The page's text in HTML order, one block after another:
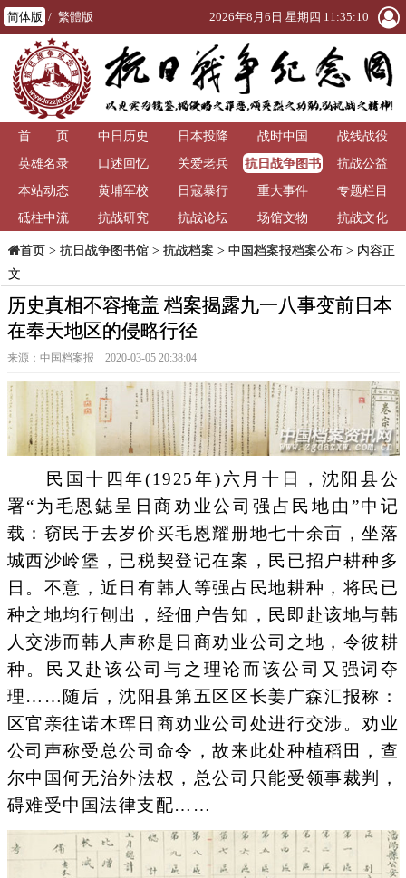
简体版 / 繁體版 2026年8月6日 星期四 11:35:10
首 页 中日历史 日本投降 战时中国
战线战役
英雄名录
口述回忆 关爱老兵
抗日战争图书
馆
抗战公益
本站动态
黄埔军校 日寇暴行 重大事件
专题栏目
砥柱中流
抗战研究 抗战论坛 场馆文物 抗战文化
首页> 抗日战争图书馆> 抗战档案> 中国档案报档案公布> 内容正
文
历史真相不容掩盖 档案揭露九一八事变前日本
在奉天地区的侵略行径
来源：中国档案报 2020-03-05 20:38:04
民国十四年(1925年)六月十日，沈阳县公
署“为毛恩鋕呈日商劝业公司强占民地由”中记
载：窃民于去岁价买毛恩耀册地七十余亩，坐落
城西沙岭堡，已税契登记在案，民已招户耕种多
日。不意，近日有韩人等强占民地耕种，将民已
种之地均行刨出，经佃户告知，民即赴该地与韩
人交涉而韩人声称是日商劝业公司之地，令彼耕
种。民又赴该公司与之理论而该公司又强词夺
理……随后，沈阳县第五区区长姜广森汇报称：
区官亲往诺木珲日商劝业公司处进行交涉。劝业
公司声称受总公司命令，故来此处种植稻田，查
尔中国何无治外法权，总公司只能受领事裁判，
碍难受中国法律支配……